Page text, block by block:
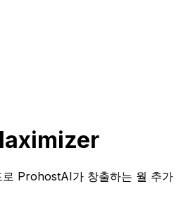
로 ProhostAI가 창출하는 월 추가